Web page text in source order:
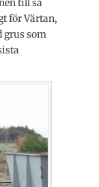
till så
för Värtan,
grus som